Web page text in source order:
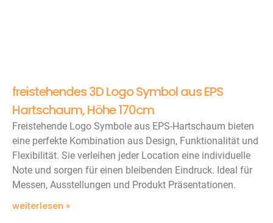
freistehendes 3D Logo Symbol aus EPS
Hartschaum, Höhe 170cm
Freistehende Logo Symbole aus EPS-Hartschaum bieten
eine perfekte Kombination aus Design, Funktionalität und
Flexibilität. Sie verleihen jeder Location eine individuelle
Note und sorgen für einen bleibenden Eindruck. Ideal für
Messen, Ausstellungen und Produkt Präsentationen.
weiterlesen »